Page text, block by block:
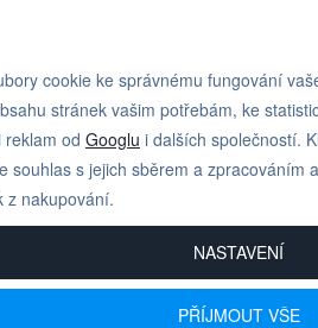
technické dotazy
poptávky volejte
+420
Značek
cookie ke správnému fungování
stránek vašim potřebám, ke
reklam od Googlu i dalších společností.
souhlas s jejich sběrem a zpracováním
z nakupování.
NASTAVENÍ
PŘÍJMOUT VŠE